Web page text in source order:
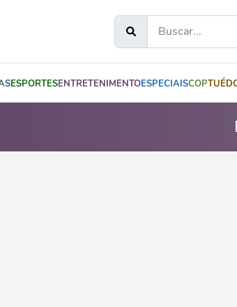
ESPORTESENTRETENIMENTOESPECIAISCOP